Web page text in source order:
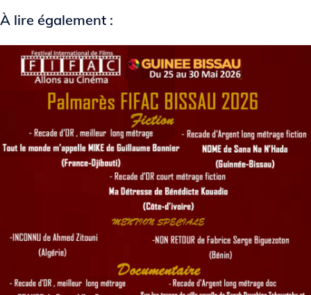
À lire également :